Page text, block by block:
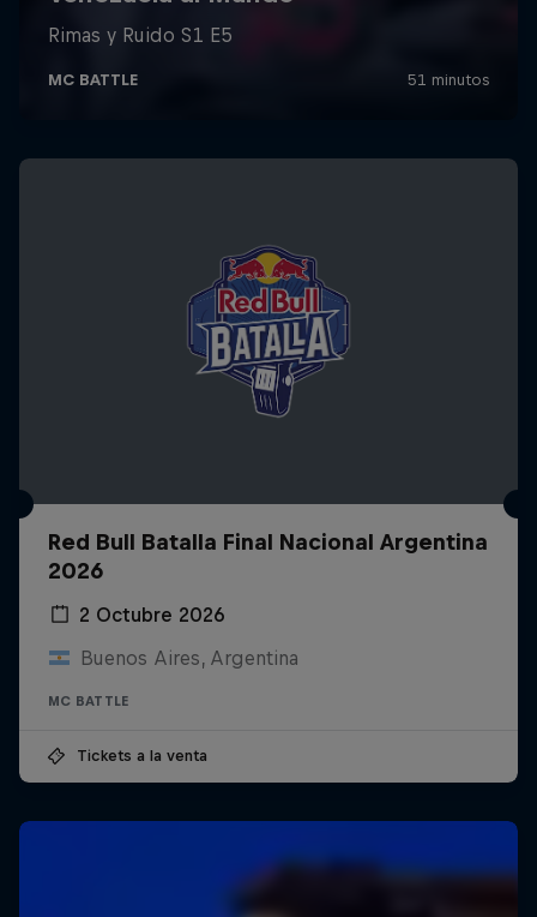
Red Bull Batalla Final Nacional Argentina
2026
2 Octubre 2026
Buenos Aires, Argentina
MC BATTLE
Tickets a la venta